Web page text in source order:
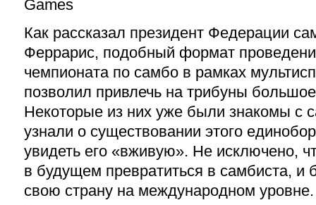
Как рассказал президент Федерации
Феррарис, подобный формат
чемпионата по самбо в рамках
позволил привлечь на трибуны
Некоторые из них уже были знакомы с
узнали о существовании этого
увидеть его «вживую». Не исключено,
в будущем превратиться в самбиста, и
свою страну на международном уровне.